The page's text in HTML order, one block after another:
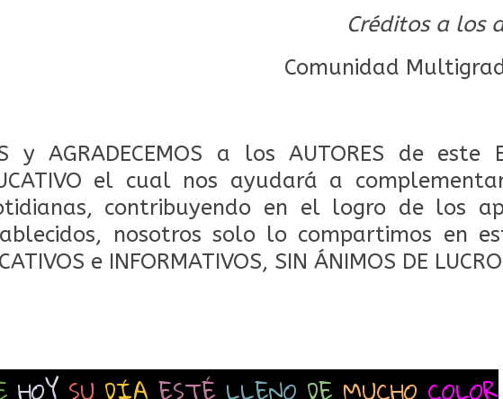
Créditos a los
Comunidad
y AGRADECEMOS a los AUTORES de este
el cual nos ayudará a
contribuyendo en el logro de los
nosotros solo lo compartimos en
e INFORMATIVOS, SIN ÁNIMOS DE